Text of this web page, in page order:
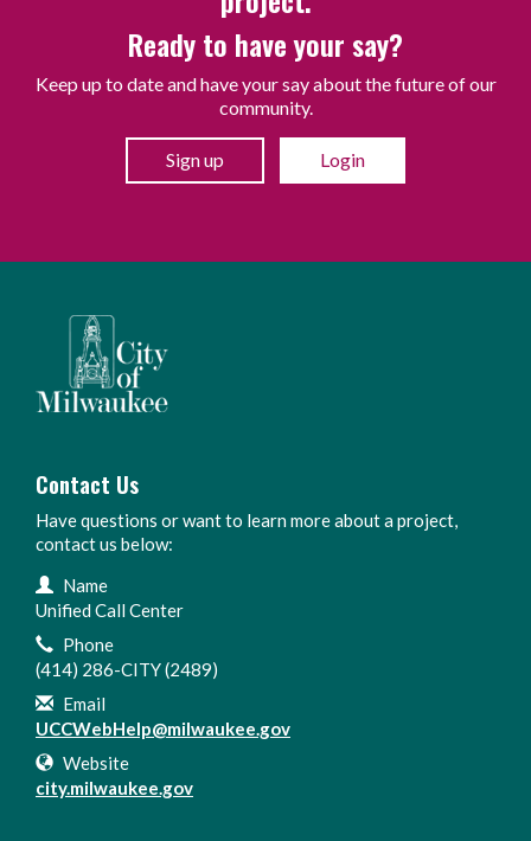
Ready to have your say?
Keep up to date and have your say about the future of our
community.
Sign up Login
Contact Us
Have questions or want to learn more about a project,
contact us below:
Contact Information
Name
Unified Call Center
Phone
(414) 286-CITY (2489)
Email
UCCWebHelp@milwaukee.gov
Website
city.milwaukee.gov